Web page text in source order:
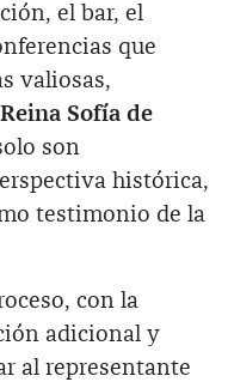
el bar, el
que
valiosas,
Reina Sofía de
son
histórica,
testimonio de la
con la
adicional y
al representante